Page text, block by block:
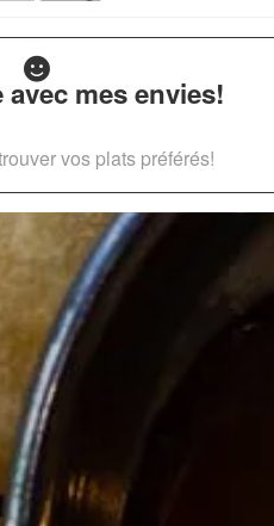
mes envies!
vos plats préférés!